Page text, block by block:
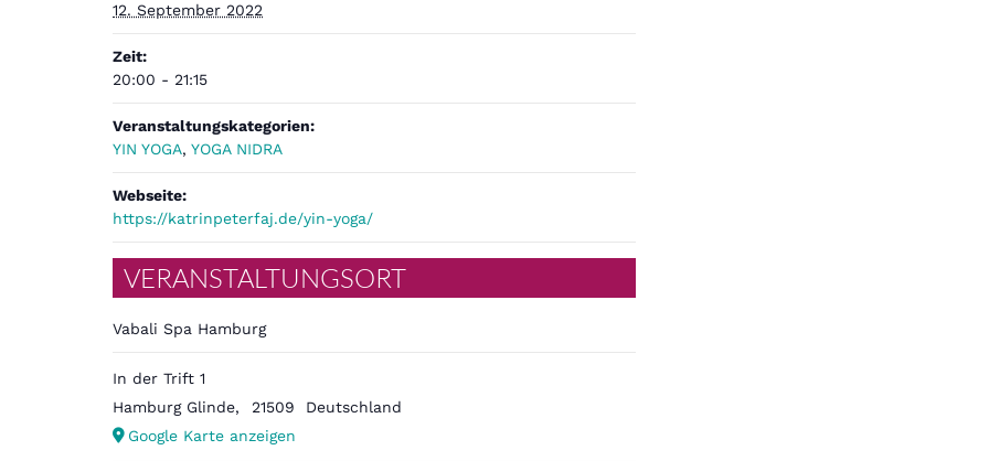
12. September 2022
Zeit:
20:00 - 21:15
Veranstaltungskategorien:
YIN YOGA, YOGA NIDRA
Webseite:
https://katrinpeterfaj.de/yin-yoga/
VERANSTALTUNGSORT
Vabali Spa Hamburg
In der Trift 1
Hamburg Glinde, 21509
Deutschland
Google Karte anzeigen